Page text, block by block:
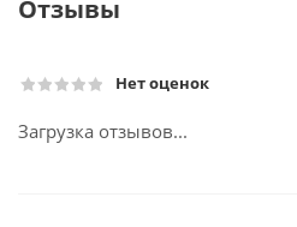
Отзывы
Нет оценок
Загрузка отзывов...